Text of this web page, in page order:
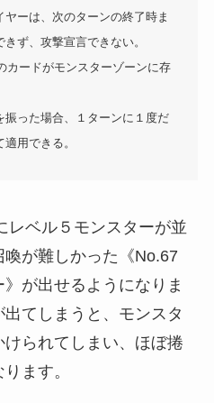
ーは、次のターンの終了時ま
ず、攻撃宣言できない。
カードがモンスターゾーンに存
振った場合、１ターンに１度だ
用できる。
レベル５モンスターが並
が難しかった《No.67
が出せるようになりま
てしまうと、モンスタ
られてしまい、ほぼ捲
ます。